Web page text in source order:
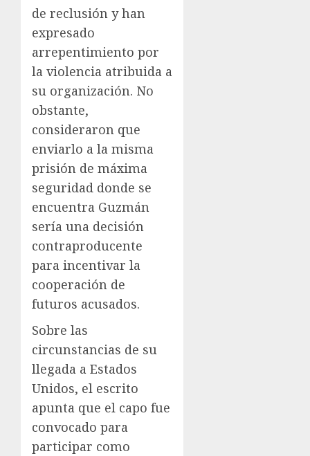
de reclusión y han
expresado
arrepentimiento por
la violencia atribuida a
su organización. No
obstante,
consideraron que
enviarlo a la misma
prisión de máxima
seguridad donde se
encuentra Guzmán
sería una decisión
contraproducente
para incentivar la
cooperación de
futuros acusados.
Sobre las
circunstancias de su
llegada a Estados
Unidos, el escrito
apunta que el capo fue
convocado para
participar como